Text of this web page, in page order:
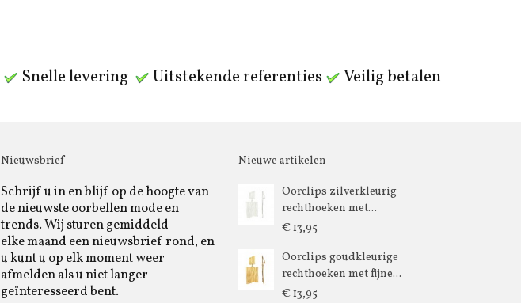
Snelle levering Uitstekende referenties Veilig betalen
Nieuwsbrief
Schrijf u in en blijf op de hoogte van
de nieuwste oorbellen mode en
trends. Wij sturen gemiddeld
elke maand een nieuwsbrief rond, en
u kunt u op elk moment weer
afmelden als u niet langer
geïnteresseerd bent.
Nieuwe artikelen
Oorclips zilverkleurig
rechthoeken met...
€ 13,95
Oorclips goudkleurige
rechthoeken met fijne...
€ 13,95